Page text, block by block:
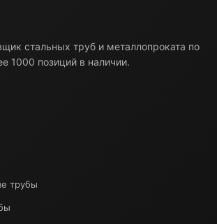
стальных труб и металлопроката по
1000 позиций в наличии.
трубы